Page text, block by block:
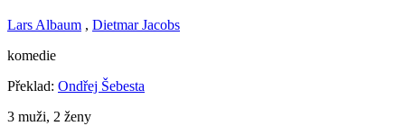
Lars Albaum , Dietmar Jacobs
komedie
Překlad: Ondřej Šebesta
3 muži, 2 ženy